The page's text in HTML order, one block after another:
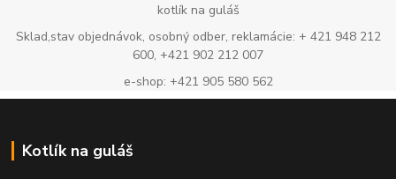
kotlík na guláš
Sklad,stav objednávok, osobný odber, reklamácie: + 421 948 212
600, +421 902 212 007
e-shop: +421 905 580 562
Kotlík na guláš